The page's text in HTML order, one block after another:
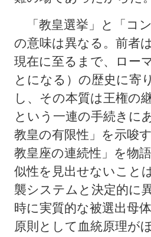
「教皇選挙」と「コ
の意味は異なる。前者
現在に至るまで、ロー
とになる）の歴史に寄
し、その本質は王権の
という一連の手続きに
教皇の有限性」を示唆
教皇座の連続性」を物
似性を見出せないこと
襲システムと決定的に
時に実質的な被選出母
原則として血統原理が